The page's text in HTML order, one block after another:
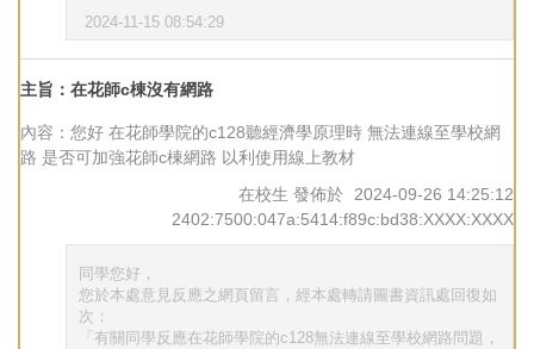
2024-11-15 08:54:29
主旨：在花師c棟沒有網路
內容：您好 在花師學院的c128聽經濟學原理時 無法連線至學校網
路 是否可加強花師c棟網路 以利使用線上教材
在校生 發佈於 2024-09-26 14:25:12
2402:7500:047a:5414:f89c:bd38:XXXX:XXXX
同學您好，
您於本處意見反應之網頁留言，經本處轉請圖書資訊處回復如
次：
「有關同學反應在花師學院的c128無法連線至學校網路問題，